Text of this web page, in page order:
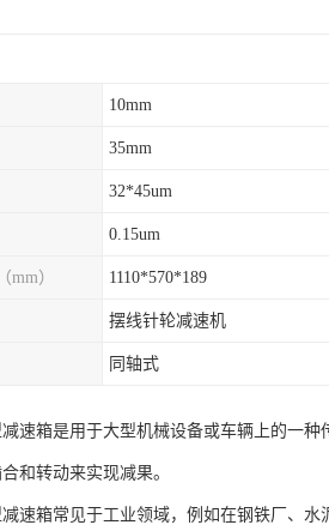
10mm
35mm
32*45um
0.15um
mm） 1110*570*189
摆线针轮减速机
同轴式
速箱是用于大型机械设备或车辆上的一
和转动来实现减果。
速箱常见于工业领域，例如在钢铁厂、